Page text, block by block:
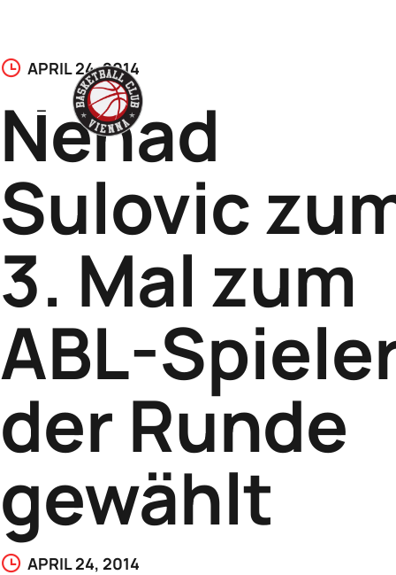
Skip
content
APRIL 24, 2014
Nenad
Sulovic
3. Mal zum
ABL-
der Runde
gewählt
APRIL 24, 2014